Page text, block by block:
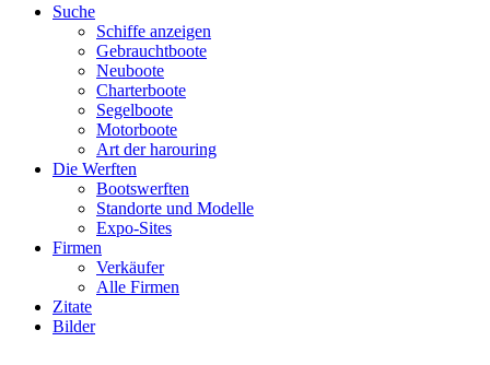
Suche
Schiffe anzeigen
Gebrauchtboote
Neuboote
Charterboote
Segelboote
Motorboote
Art der harouring
Die Werften
Bootswerften
Standorte und Modelle
Expo-Sites
Firmen
Verkäufer
Alle Firmen
Zitate
Bilder